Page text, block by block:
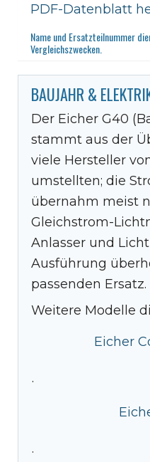
PDF-Datenblatt
Name und Ersatzteilnummer
Vergleichszwecken.
BAUJAHR &
Der Eicher G40
stammt aus der
viele Hersteller
umstellten; die
übernahm meist
Gleichstrom-
Anlasser und
Ausführung
passenden Ersatz.
Weitere Modelle
Eicher
·
·